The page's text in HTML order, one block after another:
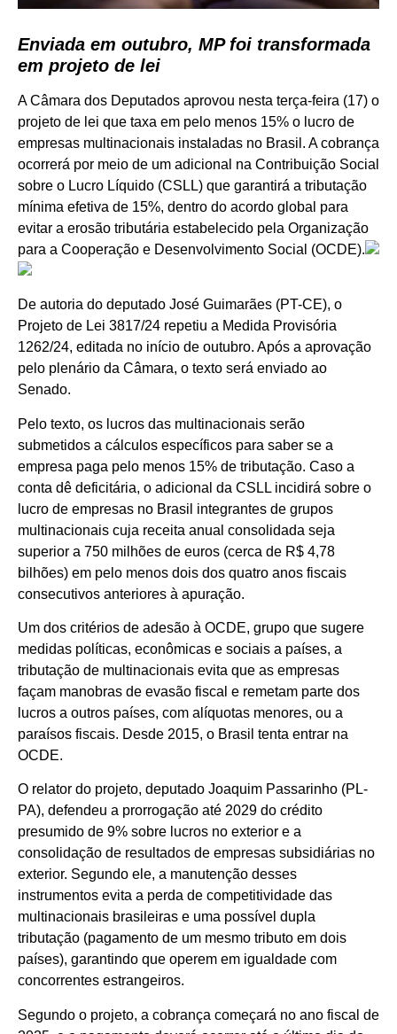
Enviada em outubro, MP foi transformada
em projeto de lei
A Câmara dos Deputados aprovou nesta terça-feira (17) o
projeto de lei que taxa em pelo menos 15% o lucro de
empresas multinacionais instaladas no Brasil. A cobrança
ocorrerá por meio de um adicional na Contribuição Social
sobre o Lucro Líquido (CSLL) que garantirá a tributação
mínima efetiva de 15%, dentro do acordo global para
evitar a erosão tributária estabelecido pela Organização
para a Cooperação e Desenvolvimento Social (OCDE).
De autoria do deputado José Guimarães (PT-CE), o
Projeto de Lei 3817/24 repetiu a Medida Provisória
1262/24, editada no início de outubro. Após a aprovação
pelo plenário da Câmara, o texto será enviado ao
Senado.
Pelo texto, os lucros das multinacionais serão
submetidos a cálculos específicos para saber se a
empresa paga pelo menos 15% de tributação. Caso a
conta dê deficitária, o adicional da CSLL incidirá sobre o
lucro de empresas no Brasil integrantes de grupos
multinacionais cuja receita anual consolidada seja
superior a 750 milhões de euros (cerca de R$ 4,78
bilhões) em pelo menos dois dos quatro anos fiscais
consecutivos anteriores à apuração.
Um dos critérios de adesão à OCDE, grupo que sugere
medidas políticas, econômicas e sociais a países, a
tributação de multinacionais evita que as empresas
façam manobras de evasão fiscal e remetam parte dos
lucros a outros países, com alíquotas menores, ou a
paraísos fiscais. Desde 2015, o Brasil tenta entrar na
OCDE.
O relator do projeto, deputado Joaquim Passarinho (PL-
PA), defendeu a prorrogação até 2029 do crédito
presumido de 9% sobre lucros no exterior e a
consolidação de resultados de empresas subsidiárias no
exterior. Segundo ele, a manutenção desses
instrumentos evita a perda de competitividade das
multinacionais brasileiras e uma possível dupla
tributação (pagamento de um mesmo tributo em dois
países), garantindo que operem em igualdade com
concorrentes estrangeiros.
Segundo o projeto, a cobrança começará no ano fiscal de